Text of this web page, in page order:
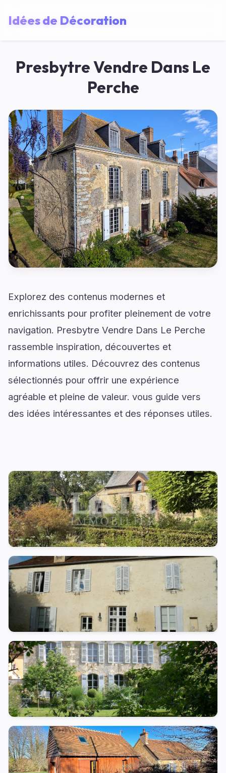
Idées de Décoration
Presbytre Vendre Dans Le
Perche
Explorez des contenus modernes et
enrichissants pour profiter pleinement de votre
navigation. Presbytre Vendre Dans Le Perche
rassemble inspiration, découvertes et
informations utiles. Découvrez des contenus
sélectionnés pour offrir une expérience
agréable et pleine de valeur. vous guide vers
des idées intéressantes et des réponses utiles.